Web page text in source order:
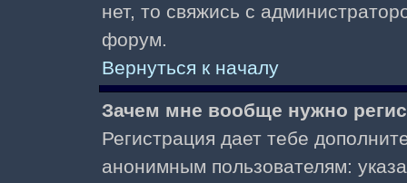
нет, то свяжись с
форум.
Вернуться к началу
Зачем мне вообще нужно
Регистрация дает тебе
анонимным пользователям: